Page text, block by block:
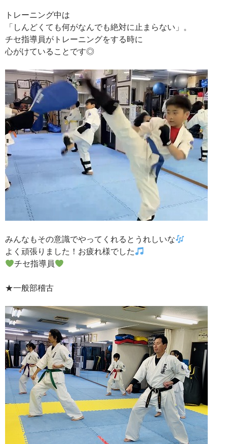
トレーニング中は
「しんどくても何がなんでも絶対に止まらない」。
チセ指導員がトレーニングをする時に
心がけていることです◎
みんなもその意識でやってくれるとうれしいな
よく頑張りました！お疲れ様でした
チセ指導員
★一般部稽古